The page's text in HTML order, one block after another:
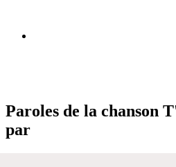
Paroles de la chanson
par